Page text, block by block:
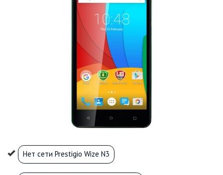
Нет сети Prestigio Wize N3